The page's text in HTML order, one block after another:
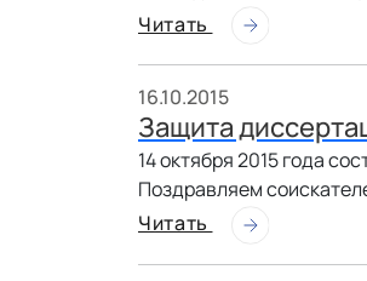
Читать
16.10.2015
Защита
14 октября 2015 года
Поздравляем
Читать